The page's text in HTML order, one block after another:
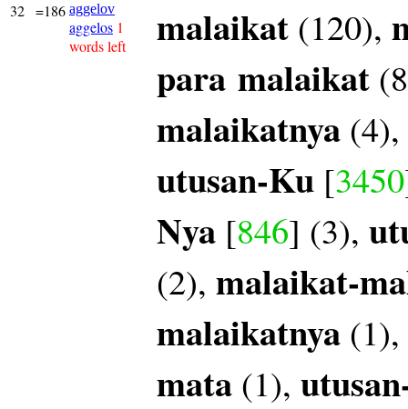
32 =186 aggelov
aggelos 1
words left
malaikat (120),
para malaikat
malaikatnya (4),
utusan-Ku [3450
Nya [846] (3),
(2), malaikat-
malaikatnya (1),
mata (1),